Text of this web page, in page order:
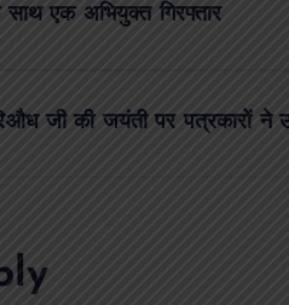
एक अभियुक्त गिरफ्तार
जी की जयंती पर पत्रकारों ने